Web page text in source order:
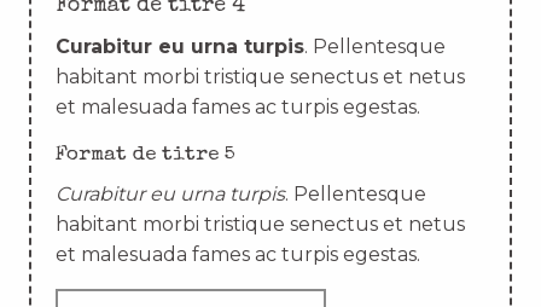
Format de titre 4
Curabitur eu urna turpis. Pellentesque
habitant morbi tristique senectus et netus
et malesuada fames ac turpis egestas.
Format de titre 5
Curabitur eu urna turpis. Pellentesque
habitant morbi tristique senectus et netus
et malesuada fames ac turpis egestas.